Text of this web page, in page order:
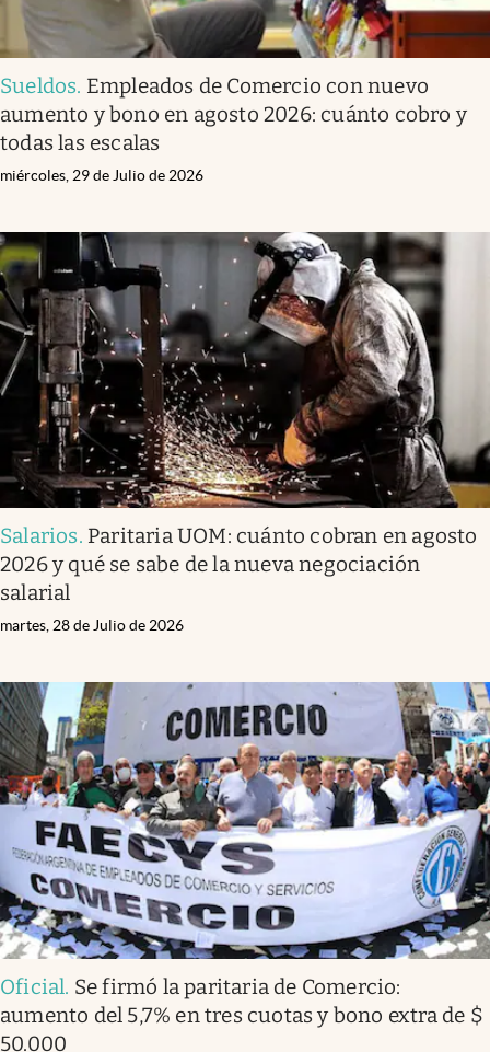
Sueldos. Empleados de Comercio con nuevo
aumento y bono en agosto 2026: cuánto cobro y
todas las escalas
miércoles, 29 de Julio de 2026
Salarios. Paritaria UOM: cuánto cobran en agosto
2026 y qué se sabe de la nueva negociación
salarial
martes, 28 de Julio de 2026
Oficial. Se firmó la paritaria de Comercio:
aumento del 5,7% en tres cuotas y bono extra de $
50.000